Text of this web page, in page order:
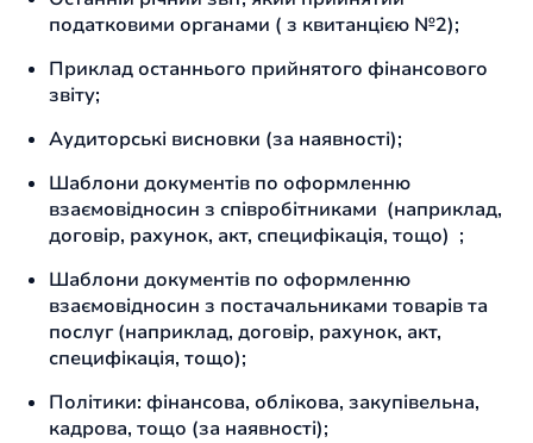
податковими органами ( з квитанцією №2);
Приклад останнього прийнятого фінансового
звіту;
Аудиторські висновки (за наявності);
Шаблони документів по оформленню
взаємовідносин з співробітниками (наприклад,
договір, рахунок, акт, специфікація, тощо) ;
Шаблони документів по оформленню
взаємовідносин з постачальниками товарів та
послуг (наприклад, договір, рахунок, акт,
специфікація, тощо);
Політики: фінансова, облікова, закупівельна,
кадрова, тощо (за наявності);